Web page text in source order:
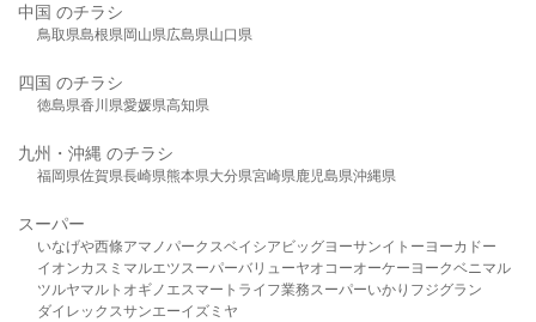
中国 のチラシ
鳥取県島根県岡山県広島県山口県
四国 のチラシ
徳島県香川県愛媛県高知県
九州・沖縄 のチラシ
福岡県佐賀県長崎県熊本県大分県宮崎県鹿児島県沖縄県
スーパー
いなげや西條アマノパークスベイシア ビッグヨーサンイトーヨーカドー
イオンカスミ マルエツスーパーバリューヤオコーオーケー ヨークベニマル
ツルヤマルト オギノ エスマート ライフ業務スーパーいかり フジグラン
ダイレックスサンエーイズミヤ